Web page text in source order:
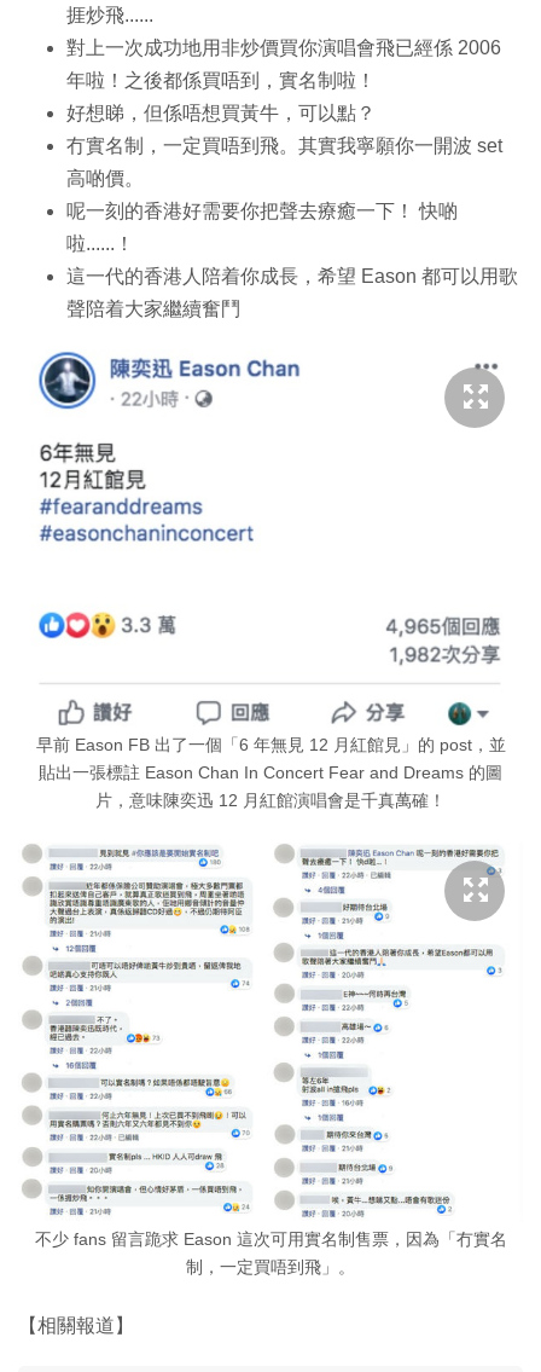
捱炒飛......
對上一次成功地用非炒價買你演唱會飛已經係 2006
年啦！之後都係買唔到，實名制啦！
好想睇，但係唔想買黃牛，可以點？
冇實名制，一定買唔到飛。其實我寧願你一開波 set
高啲價。
呢一刻的香港好需要你把聲去療癒一下！ 快啲
啦......！
這一代的香港人陪着你成長，希望 Eason 都可以用歌
聲陪着大家繼續奮鬥
早前 Eason FB 出了一個「6 年無見 12 月紅館見」的 post，並
貼出一張標註 Eason Chan In Concert Fear and Dreams 的圖
片，意味陳奕迅 12 月紅館演唱會是千真萬確！
不少 fans 留言跪求 Eason 這次可用實名制售票，因為「冇實名
制，一定買唔到飛」。
【相關報道】